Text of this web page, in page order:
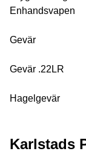
Enhandsvapen
Gevär
Gevär .22LR
Hagelgevär
Karlstads